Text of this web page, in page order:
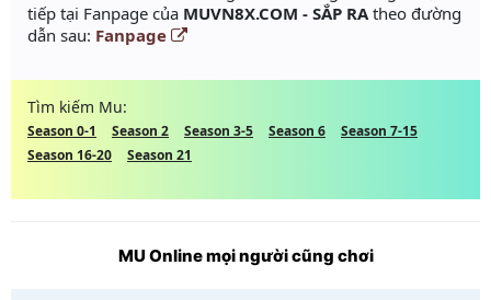
tiếp tại Fanpage của MUVN8X.COM - SẮP RAtheo đường
dẫn sau: Fanpage
Tìm kiếm Mu:
Season 0-1 Season 2 Season 3-5 Season 6
Season 7-15
Season 16-20
Season 21
MU Online mọi người cũng chơi